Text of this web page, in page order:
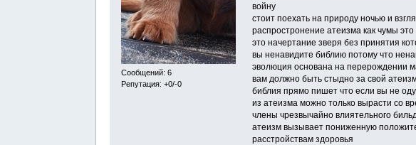
Сообщений: 6
Репутация: +0/-0
войну
стоит поехать на природу ночью и
распростронение атеизма как чумы
это начертание зверя без принятия
вы ненавидите библию потому что
эволюция основана на перерождении
вам должно быть стыдно за свой
библия прямо пишет что если вы не
из атеизма можно только вырасти со
члены чрезвычайно влиятельного
атеизм вызывает пониженную
расстройствам здоровья